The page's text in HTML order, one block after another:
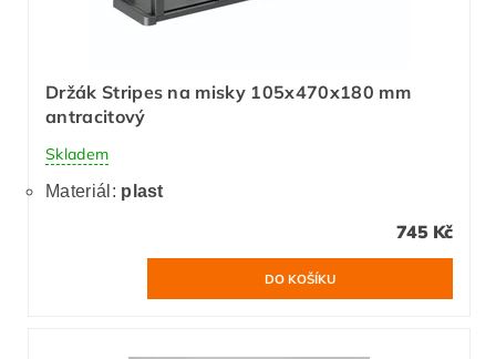
Držák Stripes na misky 105x470x180 mm
antracitový
Skladem
Materiál: plast
745 Kč